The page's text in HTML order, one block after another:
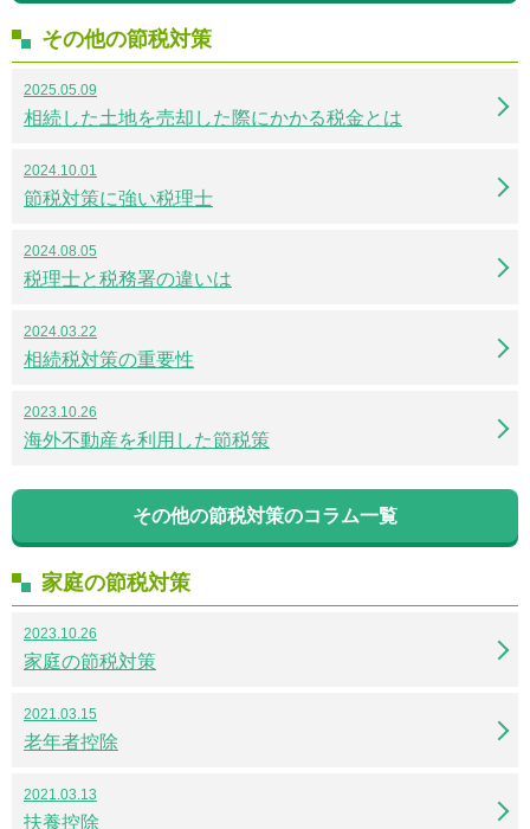
その他の節税対策
2025.05.09
相続した土地を売却した際にかかる税金とは
2024.10.01
節税対策に強い税理士
2024.08.05
税理士と税務署の違いは
2024.03.22
相続税対策の重要性
2023.10.26
海外不動産を利用した節税策
その他の節税対策のコラム一覧
家庭の節税対策
2023.10.26
家庭の節税対策
2021.03.15
老年者控除
2021.03.13
扶養控除